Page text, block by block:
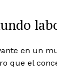
en un
que el